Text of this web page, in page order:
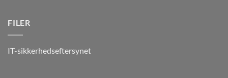
FILER
IT-sikkerhedseftersynet